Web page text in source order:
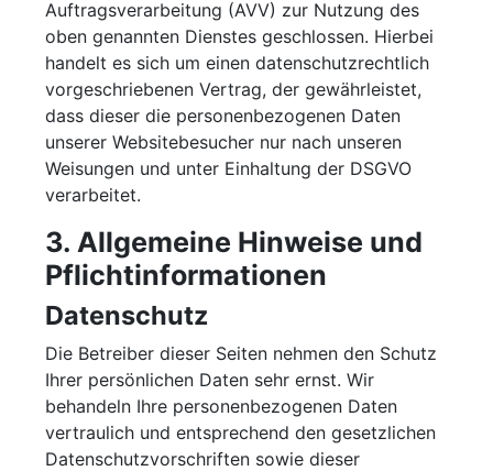
Auftragsverarbeitung (AVV) zur Nutzung des
oben genannten Dienstes geschlossen. Hierbei
handelt es sich um einen datenschutzrechtlich
vorgeschriebenen Vertrag, der gewährleistet,
dass dieser die personenbezogenen Daten
unserer Websitebesucher nur nach unseren
Weisungen und unter Einhaltung der DSGVO
verarbeitet.
3. Allgemeine Hinweise und
Pflicht­informationen
Datenschutz
Die Betreiber dieser Seiten nehmen den Schutz
Ihrer persönlichen Daten sehr ernst. Wir
behandeln Ihre personenbezogenen Daten
vertraulich und entsprechend den gesetzlichen
Datenschutzvorschriften sowie dieser